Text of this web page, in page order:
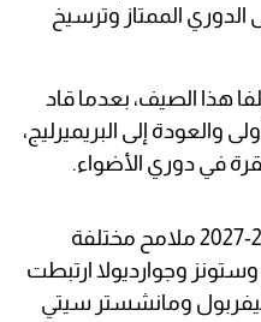
الممتاز وترسيخ
هذا الصيف، بعدما قاد
والعودة إلى البريميرليج،
في دوري الأضواء.
تمنح هذه الرحيلات موسم 2026-2027 ملامح مختلفة
وجوارديولا ارتبطت
ومانشستر سيتي